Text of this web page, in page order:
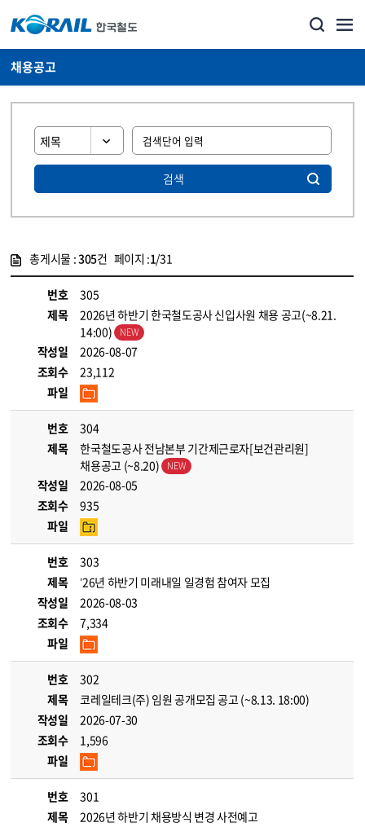
채용공고
검색
총게시물 :305건 페이지 :1/31
번호
305
제목
2026년 하반기 한국철도공사 신입사원 채용 공고(~8.21.
14:00)
작성일
2026-08-07
조회수
23,112
파일
번호
304
제목
한국철도공사 전남본부 기간제근로자[보건관리원]
채용공고 (~8.20)
작성일
2026-08-05
조회수
935
파일
번호
303
제목
’26년 하반기 미래내일 일경험 참여자 모집
작성일
2026-08-03
조회수
7,334
파일
번호
302
제목
코레일테크(주) 임원 공개모집 공고 (~8.13. 18:00)
작성일
2026-07-30
조회수
1,596
파일
번호
301
제목
2026년 하반기 채용방식 변경 사전예고